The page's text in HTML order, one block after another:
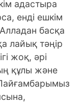
адастыра
енді ешкім
басқа
лайық тәңір
жоқ, әрі
құлы және
Пайғамбарымыз